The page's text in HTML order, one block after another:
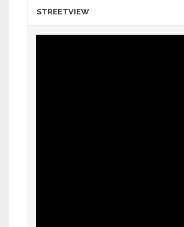
STREETVIEW